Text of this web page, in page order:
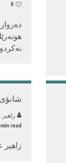
9
read